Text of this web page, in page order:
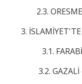
2.3. ORESME
3. İSLAMİYET'TE
3.1. FARABİ
3.2. GAZALİ